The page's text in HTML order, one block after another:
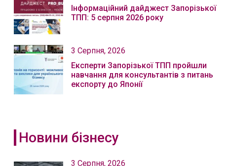
Інформаційний дайджест Запорізької
ТПП: 5 серпня 2026 року
3 Серпня, 2026
Експерти Запорізької ТПП пройшли
навчання для консультантів з питань
експорту до Японії
Новини бізнесу
3 Серпня, 2026